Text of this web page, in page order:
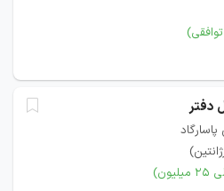
دفتر